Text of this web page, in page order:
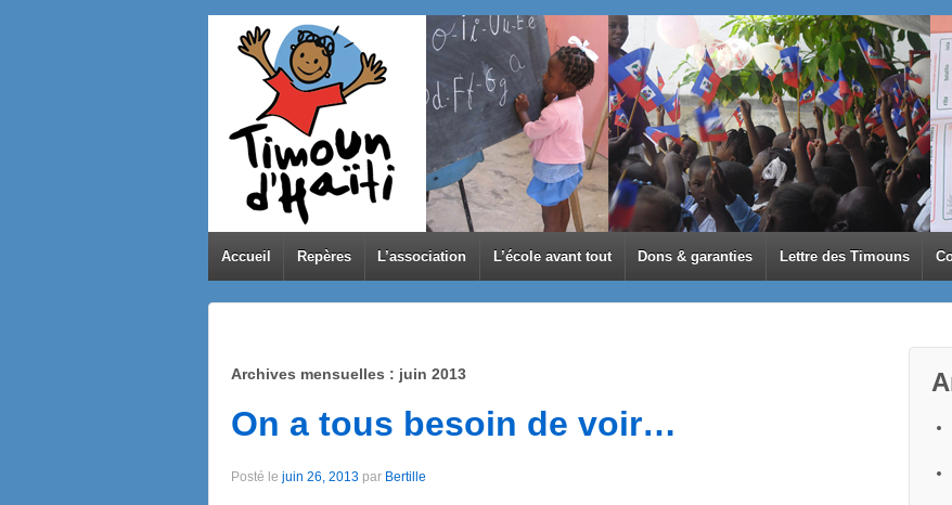
Accueil Repères L’association L’école avant tout Dons & garanties Lettre des Timouns
Archives mensuelles : juin 2013
On a tous besoin de voir…
Posté le juin 26, 2013 par Bertille